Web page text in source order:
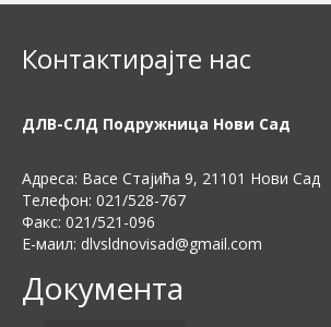
Контактирајте нас
ДЛВ-СЛД Подружница Нови Сад
Адреса: Васе Стајића 9, 21101 Нови Сад
Телефон: 021/528-767
Факс: 021/521-096
Е-маил: dlvsldnovisad@gmail.com
Документа